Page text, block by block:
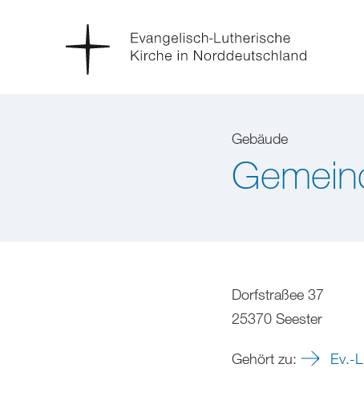
Gebäude
Dorfstraßee 37
25370 Seester
Gehört zu: Ev.-